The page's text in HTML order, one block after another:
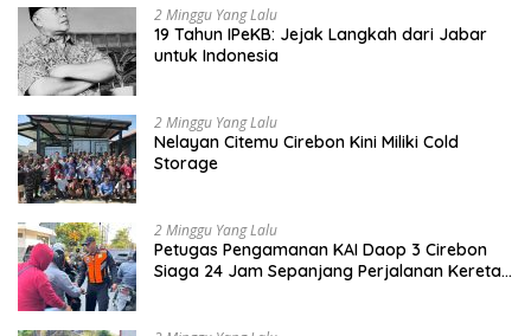
2 Minggu Yang Lalu
19 Tahun IPeKB: Jejak Langkah dari Jabar
untuk Indonesia
2 Minggu Yang Lalu
Nelayan Citemu Cirebon Kini Miliki Cold
Storage
2 Minggu Yang Lalu
Petugas Pengamanan KAI Daop 3 Cirebon
Siaga 24 Jam Sepanjang Perjalanan Kereta